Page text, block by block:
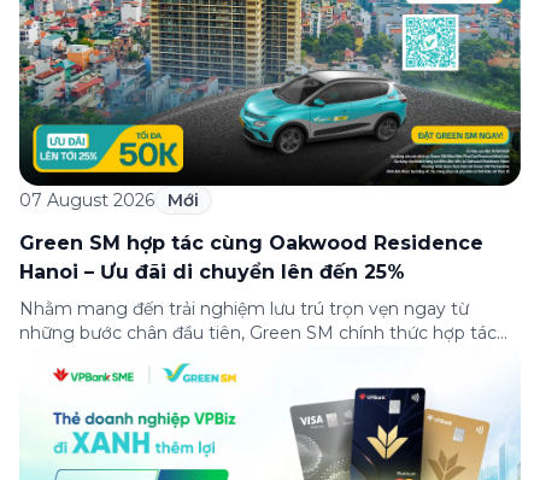
07 August 2026 Mới
Green SM hợp tác cùng Oakwood Residence
Hanoi – Ưu đãi di chuyển lên đến 25%
Nhằm mang đến trải nghiệm lưu trú trọn vẹn ngay từ
những bước chân đầu tiên, Green SM chính thức hợp tác
đãi di chuyển dành riêng cho khách hàng có điểm đi hoặc
điểm đến tại khu căn hộ dịch vụ này. Tọa lạc trong […]